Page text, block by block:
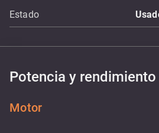
Estado
Potencia y rendimiento
Motor